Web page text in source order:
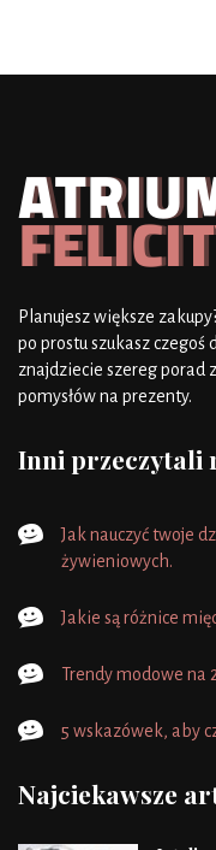
Planujesz większe
po prostu szukasz czegoś
znajdziecie szereg porad
pomysłów na prezenty.
Inni przeczytali
Jak nauczyć twoje
żywieniowych.
Jakie są różnice
Trendy modowe na
5 wskazówek, aby
Najciekawsze